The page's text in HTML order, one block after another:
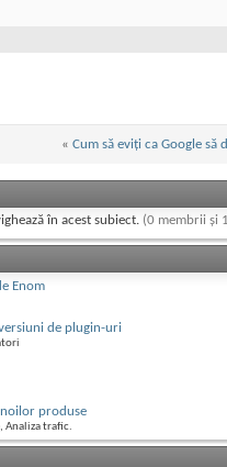
« Cum să eviți ca Google să
în acest subiect. (0 membrii și
Enom
de plugin-uri
produse
Analiza trafic.